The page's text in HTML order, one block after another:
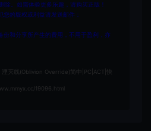
除。如需体验更多乐趣，请购买正版！
的版权或利益请发送邮件：
份和分享所产生的费用，不用于盈利，亦
湮灭线(Oblivion Override)简中|PC|ACT|快
19096.html